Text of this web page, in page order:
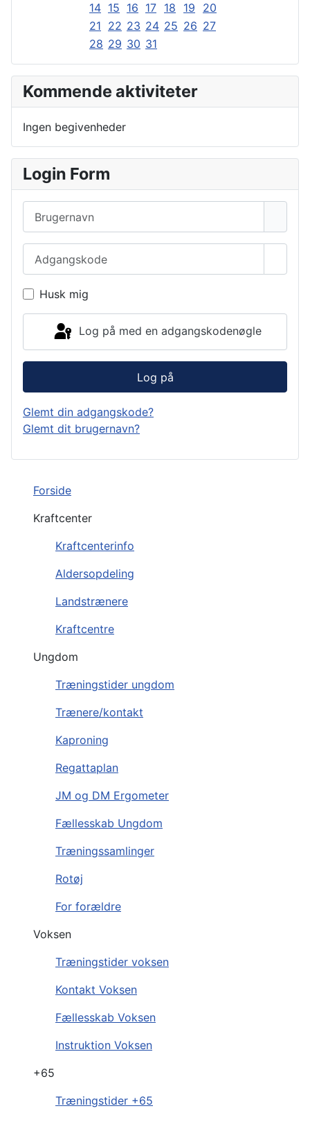
Forside
Kraftcenter
Kraftcenterinfo
Aldersopdeling
Landstrænere
Kraftcentre
Ungdom
Træningstider ungdom
Trænere/kontakt
Kaproning
Regattaplan
JM og DM Ergometer
Fællesskab Ungdom
Træningssamlinger
Rotøj
For forældre
Voksen
Træningstider voksen
Kontakt Voksen
Fællesskab Voksen
Instruktion Voksen
+65
Træningstider +65
14 15 16 17 18 19
20
21 22 23 24 25 26 27
28 29 30 31
Kommende aktiviteter
Ingen begivenheder
Login Form
Husk mig
Log på med en adgangskodenøgle
Log på
Glemt din adgangskode?
Glemt dit brugernavn?